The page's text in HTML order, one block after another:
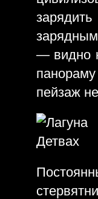
— видно
пейзаж